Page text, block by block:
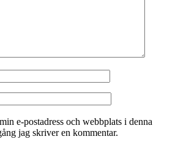
e-postadress och webbplats i denna
jag skriver en kommentar.